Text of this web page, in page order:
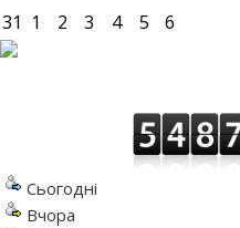
31 1 2 3 4 5 6
Сьогодні
Вчора